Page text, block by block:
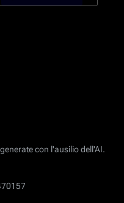
con l'ausilio dell'AI.